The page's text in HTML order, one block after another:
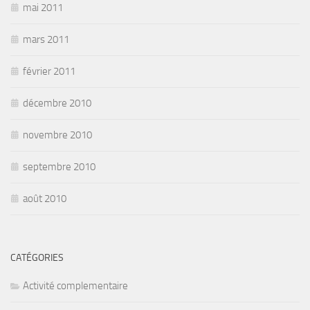
mai 2011
mars 2011
février 2011
décembre 2010
novembre 2010
septembre 2010
août 2010
CATÉGORIES
Activité complementaire